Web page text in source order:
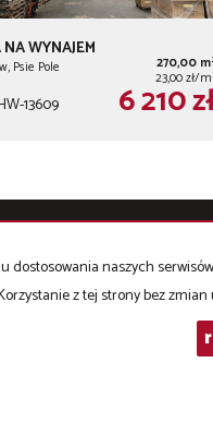
WYNAJEM
Psie Pole 270,00 m
23,00 zł/m
13609 6 210
dostosowania naszych
z tej strony bez